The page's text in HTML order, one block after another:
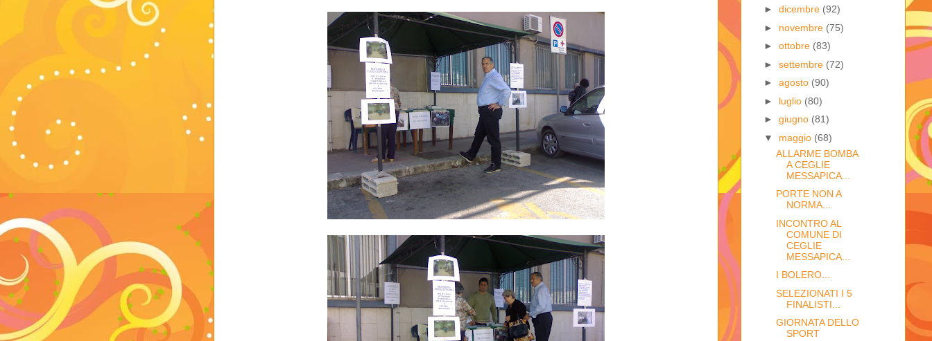
► dicembre (92)
► novembre (75)
► ottobre (83)
► settembre (72)
► agosto (90)
► luglio (80)
► giugno (81)
▼ maggio (68)
ALLARME BOMBA
A CEGLIE
MESSAPICA...
PORTE NON A
NORMA...
INCONTRO AL
COMUNE DI
CEGLIE
MESSAPICA...
I BOLERO...
SELEZIONATI I 5
FINALISTI...
GIORNATA DELLO
SPORT